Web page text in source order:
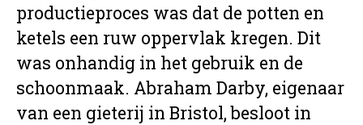
productieproces was dat de potten en
ketels een ruw oppervlak kregen. Dit
was onhandig in het gebruik en de
schoonmaak. Abraham Darby, eigenaar
van een gieterij in Bristol, besloot in